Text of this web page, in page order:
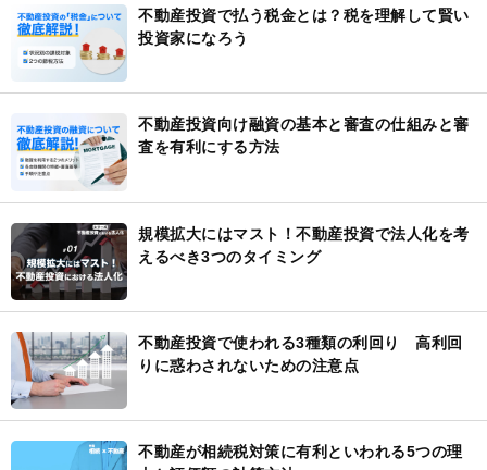
不動産投資で払う税金とは？税を理解して賢い
投資家になろう
不動産投資向け融資の基本と審査の仕組みと審
査を有利にする方法
規模拡大にはマスト！不動産投資で法人化を考
えるべき3つのタイミング
不動産投資で使われる3種類の利回り 高利回
りに惑わされないための注意点
不動産が相続税対策に有利といわれる5つの理